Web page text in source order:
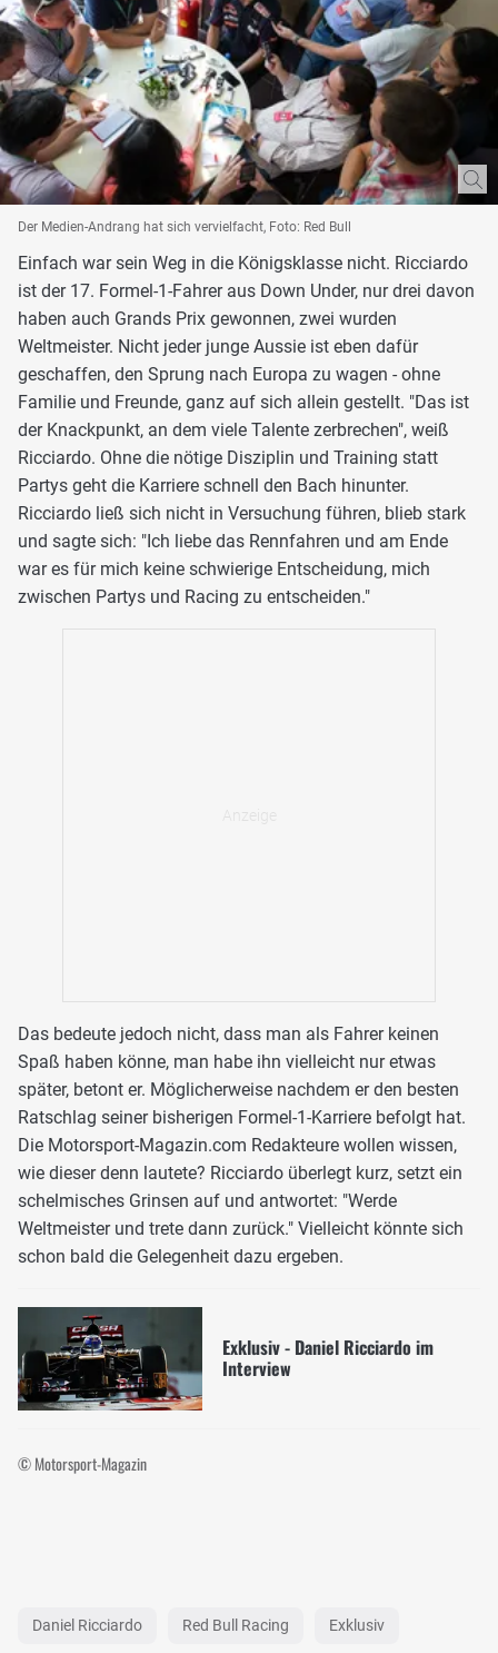
Der Medien-Andrang hat sich vervielfacht, Foto: Red Bull
Einfach war sein Weg in die Königsklasse nicht. Ricciardo
ist der 17. Formel-1-Fahrer aus Down Under, nur drei davon
haben auch Grands Prix gewonnen, zwei wurden
Weltmeister. Nicht jeder junge Aussie ist eben dafür
geschaffen, den Sprung nach Europa zu wagen - ohne
Familie und Freunde, ganz auf sich allein gestellt. "Das ist
der Knackpunkt, an dem viele Talente zerbrechen", weiß
Ricciardo. Ohne die nötige Disziplin und Training statt
Partys geht die Karriere schnell den Bach hinunter.
Ricciardo ließ sich nicht in Versuchung führen, blieb stark
und sagte sich: "Ich liebe das Rennfahren und am Ende
war es für mich keine schwierige Entscheidung, mich
zwischen Partys und Racing zu entscheiden."
Das bedeute jedoch nicht, dass man als Fahrer keinen
Spaß haben könne, man habe ihn vielleicht nur etwas
später, betont er. Möglicherweise nachdem er den besten
Ratschlag seiner bisherigen Formel-1-Karriere befolgt hat.
Die Motorsport-Magazin.com Redakteure wollen wissen,
wie dieser denn lautete? Ricciardo überlegt kurz, setzt ein
schelmisches Grinsen auf und antwortet: "Werde
Weltmeister und trete dann zurück." Vielleicht könnte sich
schon bald die Gelegenheit dazu ergeben.
Exklusiv - Daniel Ricciardo im
Interview
© Motorsport-Magazin
Daniel Ricciardo Red Bull Racing Exklusiv